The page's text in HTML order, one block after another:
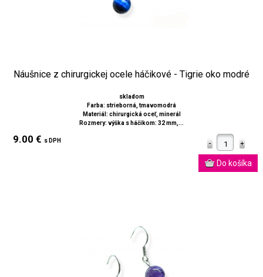
Náušnice z chirurgickej ocele háčikové - Tigrie oko modré
skladom
Farba: strieborná, tmavomodrá
Materiál: chirurgická oceľ, minerál
Rozmery: výška s háčikom: 32 mm,...
9.00 € s DPH